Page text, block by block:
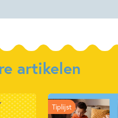
artikelen
Tiplijst